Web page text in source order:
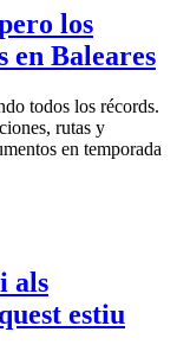
los
en Baleares
todos los récords.
rutas y
en temporada
als
estiu